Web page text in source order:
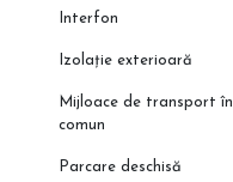
Interfon
Izolație exterioară
Mijloace de transport în
comun
Parcare deschisă